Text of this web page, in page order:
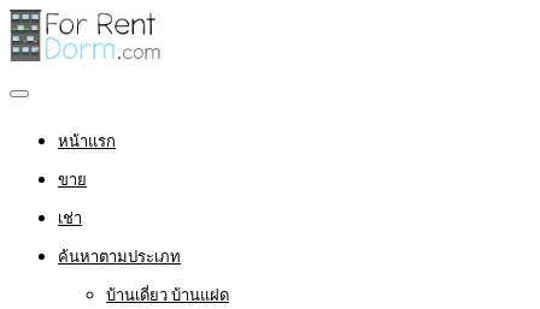
หน้าแรก
ขาย
เช่า
ค้นหาตามประเภท
บ้านเดี่ยว บ้านแฝด